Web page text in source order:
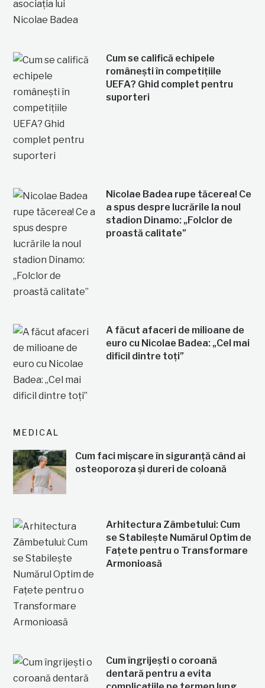
Cum se califică echipele
românești în competițiile
UEFA? Ghid complet pentru
suporteri
Nicolae Badea rupe tăcerea! Ce
a spus despre lucrările la noul
stadion Dinamo: „Folclor de
proastă calitate”
A făcut afaceri de milioane de
euro cu Nicolae Badea: „Cel mai
dificil dintre toți”
MEDICAL
Cum faci mișcare în siguranță când ai
osteoporoza și dureri de coloană
Arhitectura Zâmbetului: Cum
se Stabilește Numărul Optim de
Fațete pentru o Transformare
Armonioasă
Cum îngrijești o coroană
dentară pentru a evita